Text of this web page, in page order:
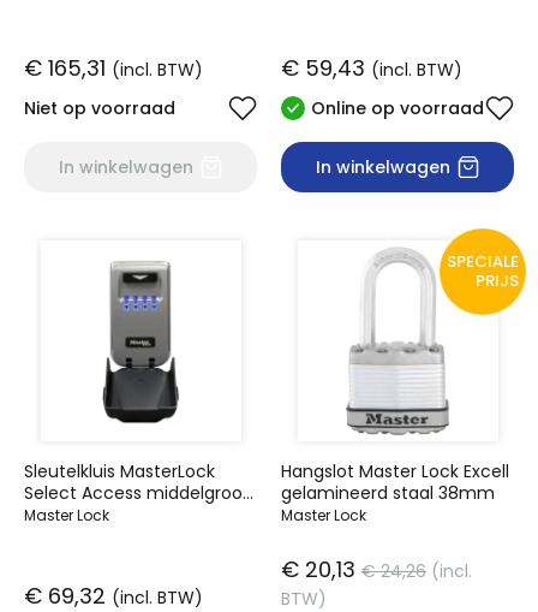
€ 165,31 (incl. BTW)
Niet op voorraad
In winkelwagen
€ 59,43 (incl. BTW)
Online op voorraad
In winkelwagen
Sleutelkluis MasterLock
Select Access middelgroot
verlichte cijfers
Master Lock
€ 69,32 (incl. BTW)
SPECIALE
PRIJS
Hangslot Master Lock Excell
gelamineerd staal 38mm
Master Lock
€ 20,13 € 24,26 (incl.
BTW)